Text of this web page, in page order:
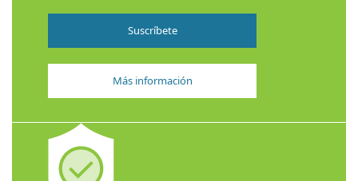
Suscríbete
Más información